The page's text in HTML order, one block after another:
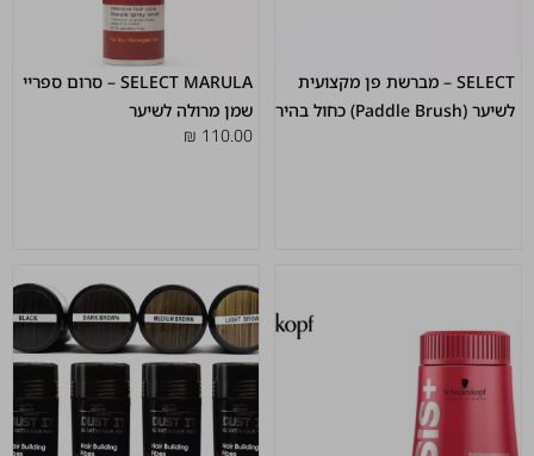
SELECT – מברשת פן מקצועית
לשיער (Paddle Brush) כחול בהיר
SELECT MARULA – סרום ספריי
שמן מרולה לשיער
110.00
₪